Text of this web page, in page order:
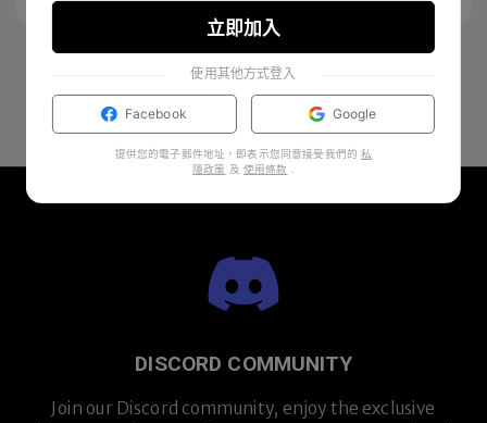
DISCORD COMMUNITY
Join our Discord community, enjoy the exclusive
立即加入
使用其他方式登入
Facebook Google
提供您的電子郵件地址，即表示您同意接受我們的 私
隱政策 及 使用條款